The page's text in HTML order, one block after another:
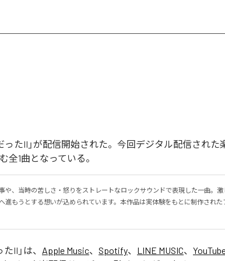
ったII」が配信開始された。今回デジタル配信された
全1曲となっている。
や、当時の苦しさ・怒りをストレートなロックサウンドで表現した一曲。激
進もうとする想いが込められています。本作品は実体験をもとに制作された
たII 」は、 Apple Music、 Spotify、 LINE MUSIC、